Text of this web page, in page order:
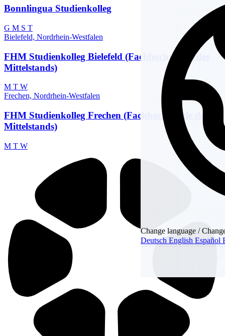
Change language /
DeutschEnglishEspañol
Bonnlingua Studienkolleg
G M S T
Bielefeld, Nordrhein-Westfalen
FHM Studienkolleg Bielefeld (Fachhochschule des
Mittelstands)
M T W
Frechen, Nordrhein-Westfalen
FHM Studienkolleg Frechen (Fachhochschule des
Mittelstands)
M T W